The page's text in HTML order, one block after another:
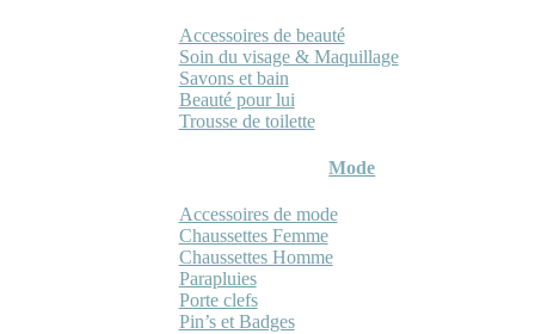
Accessoires de beauté
Soin du visage & Maquillage
Savons et bain
Beauté pour lui
Trousse de toilette
Mode
Accessoires de mode
Chaussettes Femme
Chaussettes Homme
Parapluies
Porte clefs
Pin’s et Badges